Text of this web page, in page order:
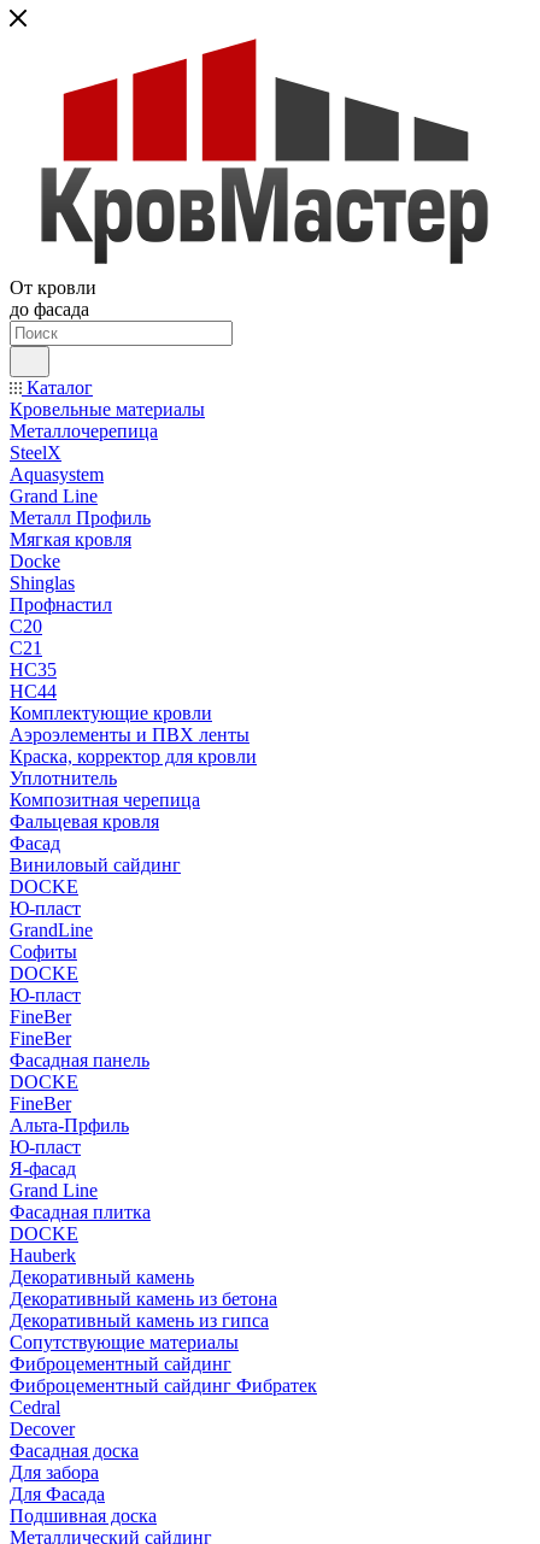
От кровли
до фасада
Каталог
Кровельные материалы
Металлочерепица
SteelX
Aquasystem
Grand Line
Металл Профиль
Мягкая кровля
Docke
Shinglas
Профнастил
C20
C21
НС35
НС44
Комплектующие кровли
Аэроэлементы и ПВХ ленты
Краска, корректор для кровли
Уплотнитель
Композитная черепица
Фальцевая кровля
Фасад
Виниловый сайдинг
DOCKE
Ю-пласт
GrandLine
Софиты
DOCKE
Ю-пласт
FineBer
FineBer
Фасадная панель
DOCKE
FineBer
Альта-Прфиль
Ю-пласт
Я-фасад
Grand Line
Фасадная плитка
DOCKE
Hauberk
Декоративный камень
Декоративный камень из бетона
Декоративный камень из гипса
Сопутствующие материалы
Фиброцементный сайдинг
Фиброцементный сайдинг Фибратек
Cedral
Decover
Фасадная доска
Для забора
Для Фасада
Подшивная доска
Металлический сайдинг